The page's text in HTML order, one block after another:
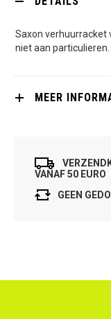
Saxon verhuurracket
niet aan particulieren.
MEER
VANAF 50 EURO
GEEN